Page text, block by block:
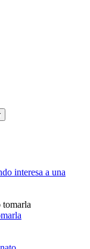
interesa a una